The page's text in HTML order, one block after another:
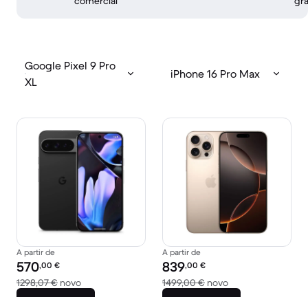
Google Pixel 9 Pro
XL
iPhone 16 Pro Max
A partir de
Preço recondicionado:
570,00 €
1298,07 € novoVersus 1298,07 € novo
A partir de
Preço recondicionado:
839,00 €
1499,00 € novoVersus 1499,00 €